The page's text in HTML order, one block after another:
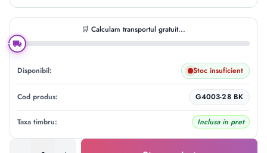
🛒 Calculam transportul gratuit...
Disponibil: Stoc insuficient
Cod produs: G4003-28 BK
Taxa timbru: Inclusa in pret